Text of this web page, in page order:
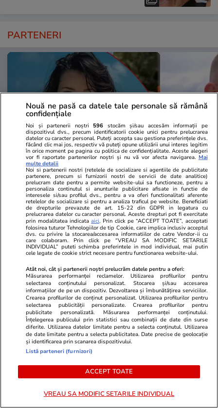
PARTENERI
TVMania.ro
10 vedete din România care au
făcut furori în costum de baie.
Imagini spectaculoase cu Antonia,
INNA, Bianca Drăgușanu și alte
dive
Reacția
ce a ajuns
prima dată
PARTENERI
Distracție la plajă! Cum a apărut
GSP.ro
Luptătorul
Nouă ne pasă ca datele tale personale să rămână
confidențiale
Noi și partenerii noștri 596 stocăm și/sau accesăm informații pe
dispozitivul dvs., precum identificatorii cookie unici pentru prelucrarea
datelor cu caracter personal. Puteți accepta sau gestiona preferințele dvs.
făcând clic mai jos, respectiv vă puteți opune utilizării unui interes legitim
în orice moment pe pagina cu politica de confidențialitate. Aceste alegeri
vor fi raportate partenerilor noștri și nu vă vor afecta navigarea. Mai
multe detalii
Noi si partenerii nostri (retelele de socializare si agentiile de publicitate
partenere, precum si furnizorii nostri de servicii de date analitice)
prelucram date pentru a permite website-ului sa functioneze, pentru a
personaliza continutul si anunturile publicitare afisate in functie de
interesele si/sau profilul dvs., pentru a va oferi functionalitati aferente
retelelor de socializare si pentru a analiza traficul pe website. Beneficiati
de drepturile prevazute de art. 15-22 din GDPR in legatura cu
prelucrarea datelor cu caracter personal. Aceste drepturi pot fi exercitate
prin modalitatea indicataaici. Prin click pe “ACCEPT TOATE”, acceptati
folosirea tuturor Tehnologiilor de tip Cookie, care implica inclusiv acceptul
dvs. cu privire la stocarea/accesarea informatiilor de catre Vendor-ii cu
care colaboram. Prin click pe “VREAU SA MODIFIC SETARILE
INDIVIDUAL” puteti schimba preferintele in mod individual, mai putin
cele legate de cookie strict necesare pentru functionarea website-ului.
Atât noi, cât și partenerii noștri prelucrăm datele pentru a oferi:
Măsurarea performanței reclamelor. Utilizarea profilurilor pentru
selectarea conținutului personalizat. Stocarea și/sau accesarea
informațiilor de pe un dispozitiv. Dezvoltarea și îmbunătățirea serviciilor.
Crearea profilurilor de conținut personalizat. Utilizarea profilurilor pentru
selectarea publicității personalizate. Crearea profilurilor pentru
publicitate personalizată. Măsurarea performanței conținutului.
Înțelegerea publicului prin statistici sau combinații de date din surse
diferite. Utilizarea datelor limitate pentru a selecta conținutul. Utilizarea
de date limitate pentru a selecta publicitatea. Date precise de geolocație
și identificarea prin scanarea dispozitivului.
Listă parteneri (furnizori)
ACCEPT TOATE
VREAU SA MODIFIC SETARILE INDIVIDUAL